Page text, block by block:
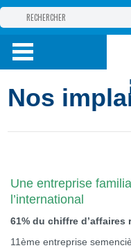
GROUPE
PRODUITS
Nos
Une entreprise
l’international
61% du chiffre d’affaires
11ème entreprise